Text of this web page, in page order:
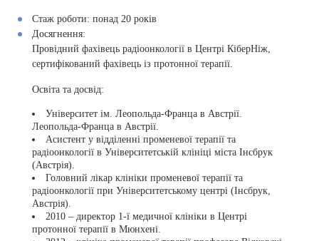
Стаж роботи: понад 20 років
Досягнення:
Провідний фахівець радіоонкології в Центрі КіберНіж,
сертифікований фахівець із протонної терапії.
Освіта та досвід:
Університет ім. Леопольда-Франца в Австрії.
Леопольда-Франца в Австрії.
Асистент у відділенні променевої терапії та
радіоонкології в Університетській клініці міста Інсбрук
(Австрія).
Головний лікар клініки променевої терапії та
радіоонкології при Університетському центрі (Інсбрук,
Австрія).
2010 – директор 1-ї медичної клініки в Центрі
протонної терапії в Мюнхені.